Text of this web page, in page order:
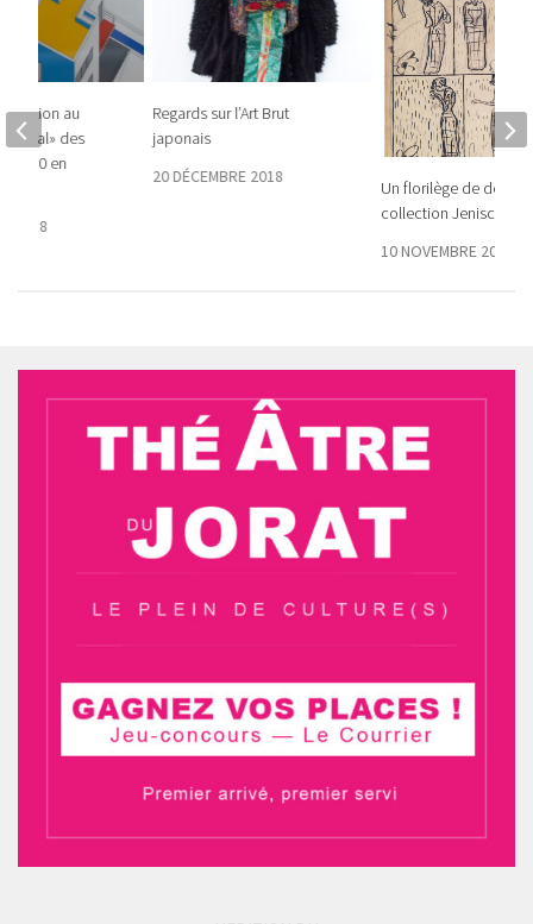
Regards sur l’Art Brut
japonais
20 DÉCEMBRE 2018
Un florilège de
collection Jenisch à
10 NOVEMBRE 2016
au
des
1930 en
2018